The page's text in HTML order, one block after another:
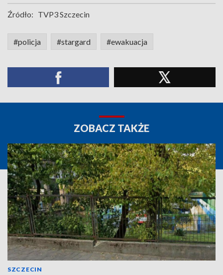
Źródło: TVP3 Szczecin
#policja #stargard #ewakuacja
ZOBACZ TAKŻE
SZCZECIN